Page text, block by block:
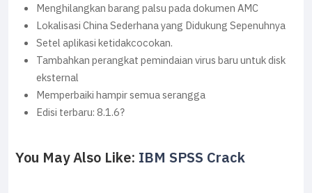
Menghilangkan barang palsu pada dokumen AMC
Lokalisasi China Sederhana yang Didukung Sepenuhnya
Setel aplikasi ketidakcocokan.
Tambahkan perangkat pemindaian virus baru untuk disk
eksternal
Memperbaiki hampir semua serangga
Edisi terbaru: 8.1.6?
You May Also Like: IBM SPSS Crack